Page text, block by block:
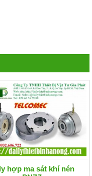
hợp ma sát khí nén